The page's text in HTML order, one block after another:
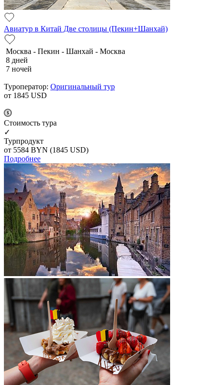
Авиатур в Китай Две столицы (Пекин+Шанхай)
Москва - Пекин - Шанхай - Москва
8 дней
7 ночей
Туроператор: Оригинальный тур
от 1845 USD
Cтоимость тура
✓
Турпродукт
от 5584 BYN (1845 USD)
Подробнее